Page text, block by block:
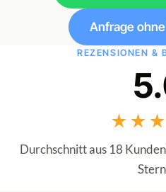
Anfrage
REZENSIONEN &
Durchschnitt aus 18